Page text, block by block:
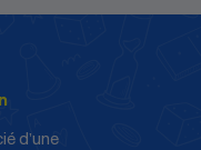
d’une